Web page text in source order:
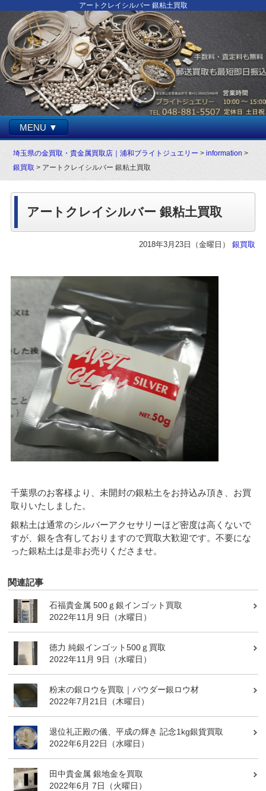
アートクレイシルバー 銀粘土買取
MENU ▼
埼玉県の金買取・貴金属買取店｜浦和ブライトジュエリー >information >
銀買取 > アートクレイシルバー 銀粘土買取
アートクレイシルバー 銀粘土買取
2018年3月23日（金曜日） 銀買取
千葉県のお客様より、未開封の銀粘土をお持込み頂き、お買
取りいたしました。
銀粘土は通常のシルバーアクセサリーほど密度は高くないで
すが、銀を含有しておりますので買取大歓迎です。不要にな
った銀粘土は是非お売りくださませ。
関連記事
石福貴金属 500ｇ銀インゴット買取
2022年11月 9日（水曜日）
徳力 純銀インゴット500ｇ買取
2022年11月 9日（水曜日）
粉末の銀ロウを買取｜パウダー銀ロウ材
2022年7月21日（木曜日）
退位礼正殿の儀、平成の輝き 記念1kg銀貨買取
2022年6月22日（水曜日）
田中貴金属 銀地金を買取
2022年6月 7日（火曜日）